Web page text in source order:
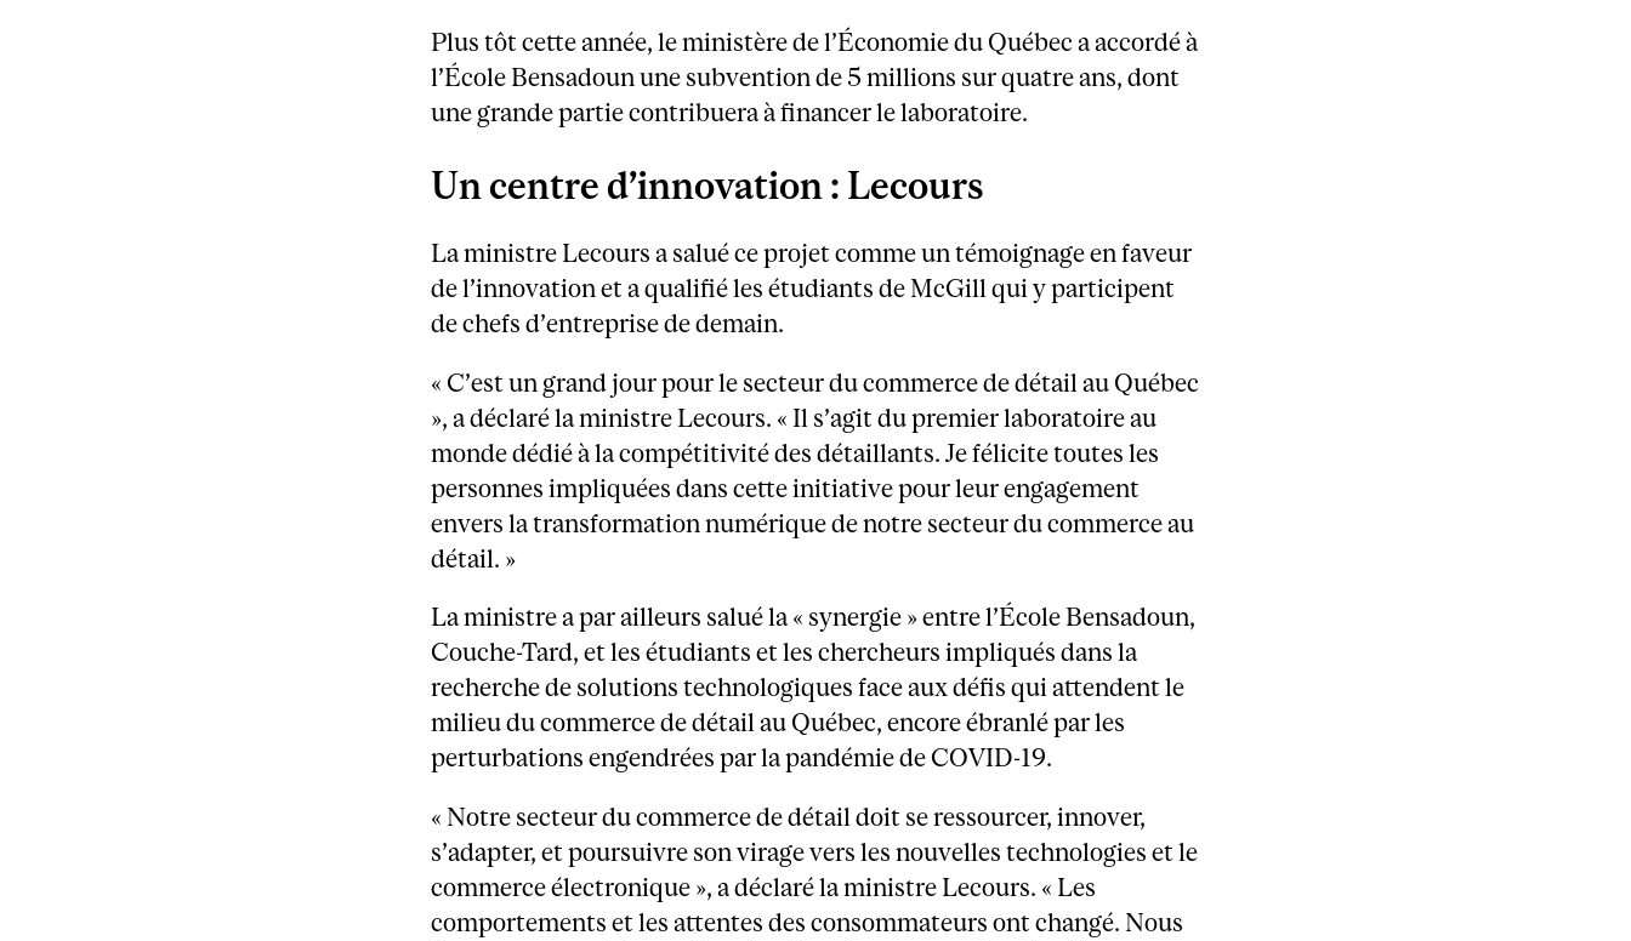
Plus tôt cette année, le ministère de l’Économie du Québec a accordé à
l’École Bensadoun une subvention de 5 millions sur quatre ans, dont
une grande partie contribuera à financer le laboratoire.
Un centre d’innovation : Lecours
La ministre Lecours a salué ce projet comme un témoignage en faveur
de l’innovation et a qualifié les étudiants de McGill qui y participent
de chefs d’entreprise de demain.
« C’est un grand jour pour le secteur du commerce de détail au Québec
», a déclaré la ministre Lecours. « Il s’agit du premier laboratoire au
monde dédié à la compétitivité des détaillants. Je félicite toutes les
personnes impliquées dans cette initiative pour leur engagement
envers la transformation numérique de notre secteur du commerce au
détail. »
La ministre a par ailleurs salué la « synergie » entre l’École Bensadoun,
Couche-Tard, et les étudiants et les chercheurs impliqués dans la
recherche de solutions technologiques face aux défis qui attendent le
milieu du commerce de détail au Québec, encore ébranlé par les
perturbations engendrées par la pandémie de COVID-19.
« Notre secteur du commerce de détail doit se ressourcer, innover,
s’adapter, et poursuivre son virage vers les nouvelles technologies et le
commerce électronique », a déclaré la ministre Lecours. « Les
comportements et les attentes des consommateurs ont changé. Nous